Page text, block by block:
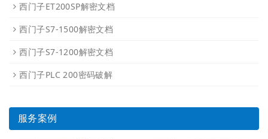
西门子ET200SP解密文档
西门子S7-1500解密文档
西门子S7-1200解密文档
西门子PLC 200密码破解
服务案例